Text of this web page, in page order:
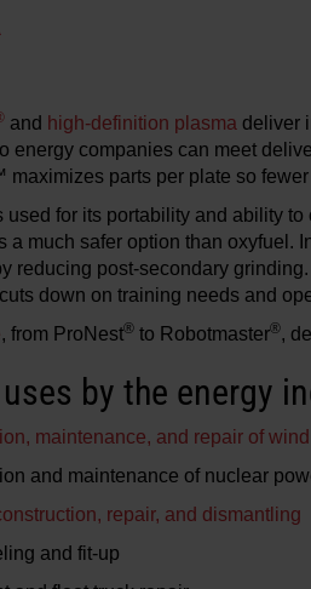
and high-definition plasma deliver
energy companies can meet
maximizes parts per plate so
used for its portability and ability
a much safer option than oxyfuel.
reducing post-secondary
down on training needs and
, from ProNest® to Robotmaster®,
by the energy
maintenance, and repair of
and maintenance of nuclear
repair, and dismantling
and fit-up